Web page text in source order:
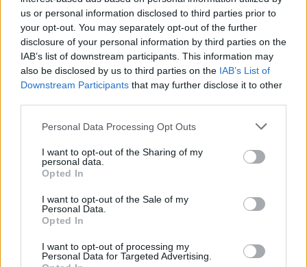
us or personal information disclosed to third parties prior to
your opt-out. You may separately opt-out of the further
disclosure of your personal information by third parties on the
IAB’s list of downstream participants. This information may
also be disclosed by us to third parties on the IAB’s List of
Downstream Participants that may further disclose it to other
Please note that this website/app uses one or more Google
not limited to your visit or usage behaviour. You may click to
grant or deny consent to Google and its third-party tags to
use your data for below specified purposes in below Google
consent section.
Personal Data Processing Opt Outs
I want to opt-out of the Sharing of my
personal data.
Opted In
I want to opt-out of the Sale of my
Personal Data.
Opted In
I want to opt-out of processing my
Personal Data for Targeted Advertising.
vremensko občutljivih v noči na četrtek. Tudi v četrtek
bo vpliv vremena zmerno obremenilen. Vremensko
občutljivi ljudje bodo imeli manjše vremensko pogojene
težave.
Opozorilo:Po 297. členu Kazenskega zakonika je
posameznik kazensko odgovoren za javno spodbujanje
rasističnimi, diskriminatornimi ali nezakonitimi vsebinami bodo